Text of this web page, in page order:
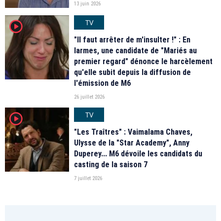
13 juin 2026
player2
TV
"Il faut arrêter de m'insulter !" : En
larmes, une candidate de "Mariés au
premier regard" dénonce le harcèlement
qu'elle subit depuis la diffusion de
l'émission de M6
26 juillet 2026
player2
TV
"Les Traîtres" : Vaimalama Chaves,
Ulysse de la "Star Academy", Anny
Duperey... M6 dévoile les candidats du
casting de la saison 7
7 juillet 2026